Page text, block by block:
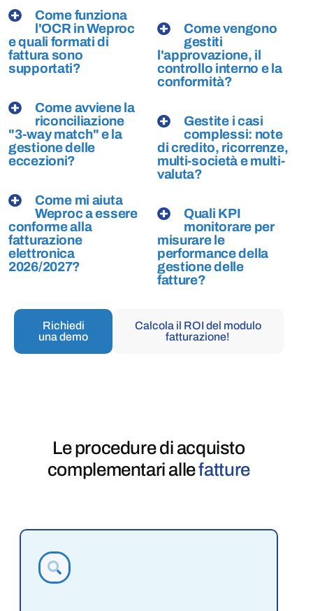
Come funziona
l'OCR in Weproc
e quali formati di
fattura sono
supportati?
Come avviene la
riconciliazione
"3-way match" e la
gestione delle
eccezioni?
Come mi aiuta
Weproc a essere
conforme alla
fatturazione
elettronica
2026/2027?
Come vengono
gestiti
l'approvazione, il
controllo interno e la
conformità?
Gestite i casi
complessi: note
di credito, ricorrenze,
multi-società e multi-
valuta?
Quali KPI
monitorare per
misurare le
performance della
gestione delle
fatture?
Richiedi
una demo
Calcola il ROI del modulo
fatturazione!
Le procedure di acquisto
complementari allefatture